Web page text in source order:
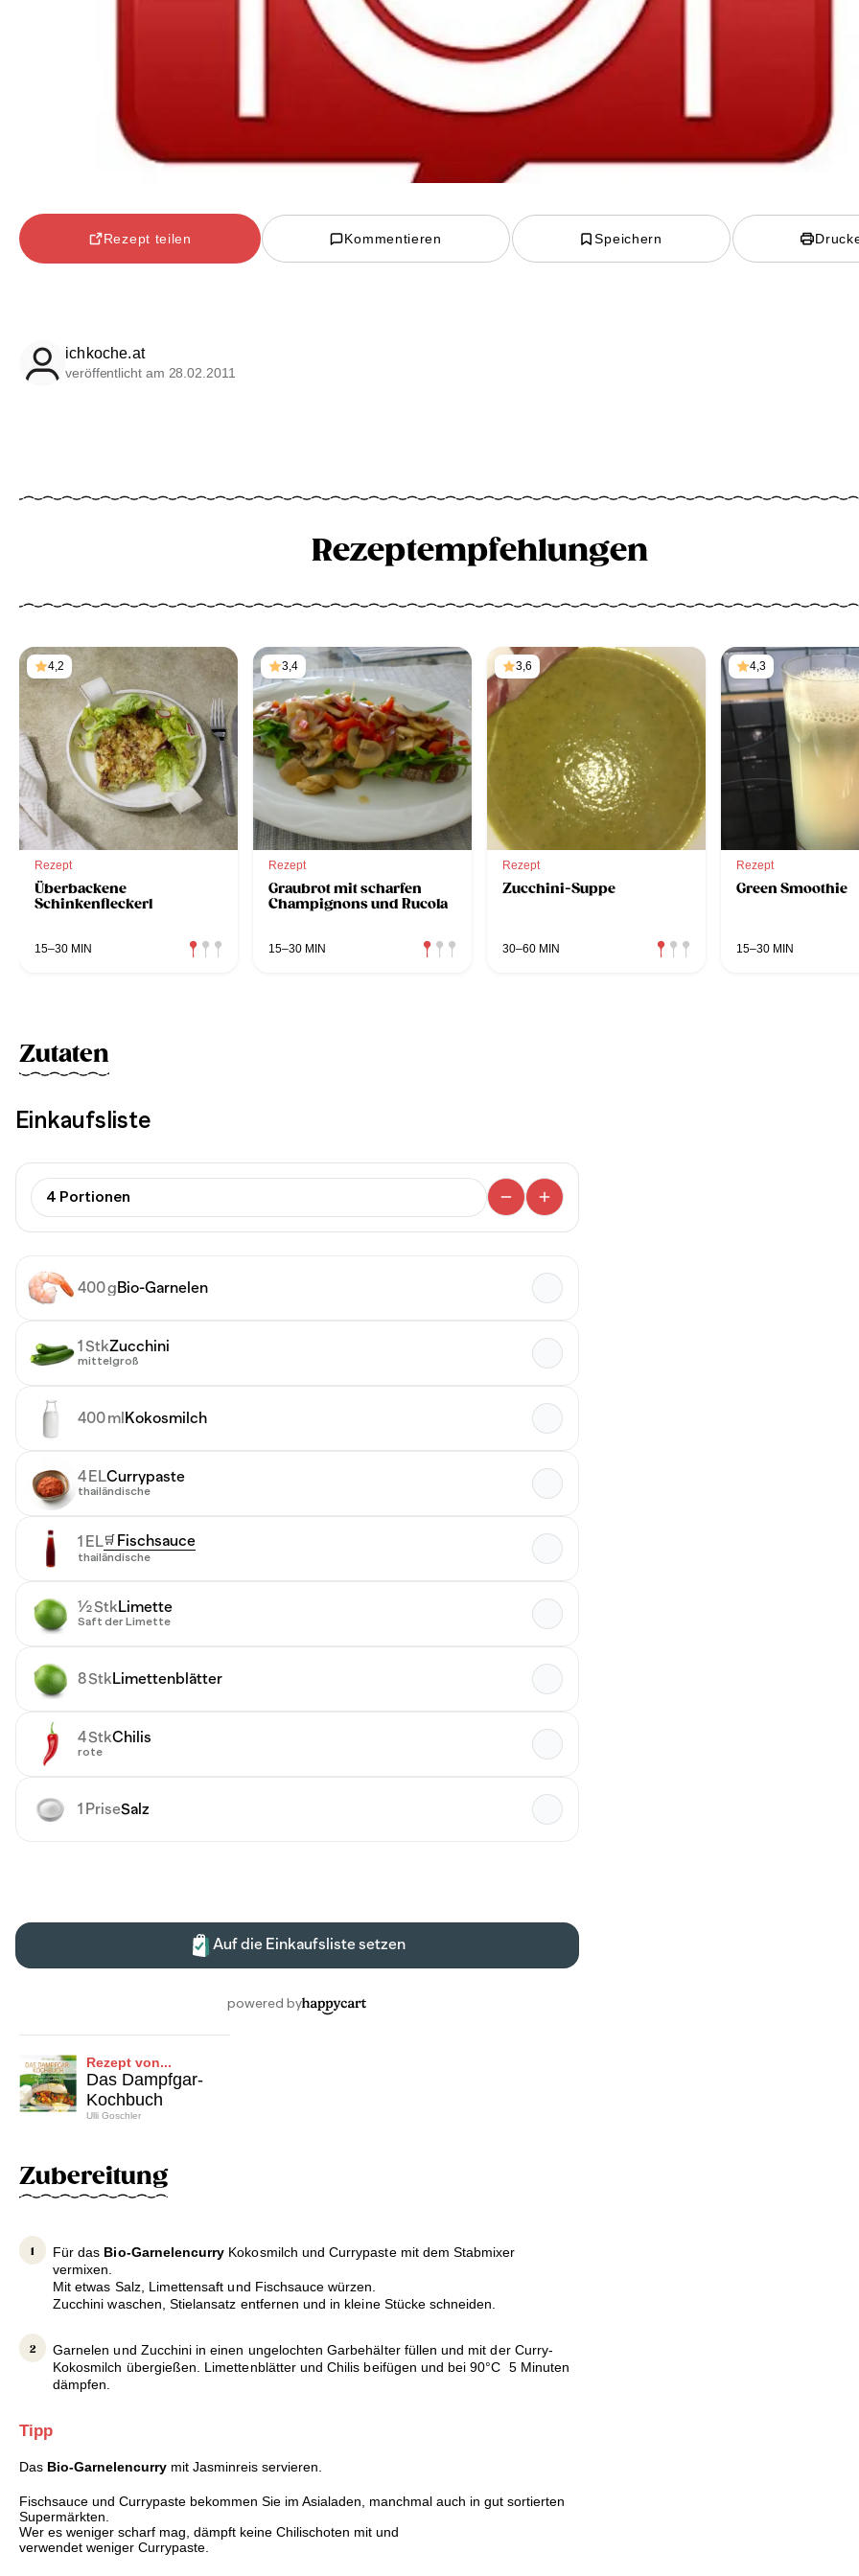
Rezept teilen Kommentieren Speichern
ichkoche.at
veröffentlicht am 28.02.2011
Rezeptempfehlungen
4,2
Rezept
Überbackene
Schinkenfleckerl
15–30 MIN
3,4
Rezept
Graubrot mit scharfen
Champignons und Rucola
15–30 MIN
3,6
Rezept
Zucchini-Suppe
30–60 MIN
4,3
Rezept
Green Smoothie
15–30 MIN
Zutaten
Rezept von...
Das Dampfgar-
Kochbuch
Ulli Goschler
Zubereitung
Für das Bio-Garnelencurry Kokosmilch und Currypaste mit dem Stabmixer
vermixen.
Mit etwas Salz, Limettensaft und Fischsauce würzen.
Zucchini waschen, Stielansatz entfernen und in kleine Stücke schneiden.
Garnelen und Zucchini in einen ungelochten Garbehälter füllen und mit der Curry-
Kokosmilch übergießen. Limettenblätter und Chilis beifügen und bei 90°C 5 Minuten
dämpfen.
Tipp
Das Bio-Garnelencurry mit Jasminreis servieren.
Fischsauce und Currypaste bekommen Sie im Asialaden, manchmal auch in gut sortierten
Supermärkten.
Wer es weniger scharf mag, dämpft keine Chilischoten mit und
verwendet weniger Currypaste.